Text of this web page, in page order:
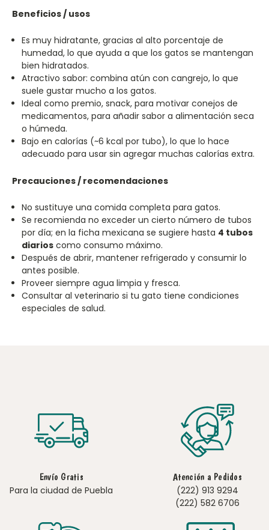
Beneficios / usos
Es muy hidratante, gracias al alto porcentaje de
humedad, lo que ayuda a que los gatos se mantengan
bien hidratados.
Atractivo sabor: combina atún con cangrejo, lo que
suele gustar mucho a los gatos.
Ideal como premio, snack, para motivar conejos de
medicamentos, para añadir sabor a alimentación seca
o húmeda.
Bajo en calorías (~6 kcal por tubo), lo que lo hace
adecuado para usar sin agregar muchas calorías extra.
Precauciones / recomendaciones
No sustituye una comida completa para gatos.
Se recomienda no exceder un cierto número de tubos
por día; en la ficha mexicana se sugiere hasta 4 tubos
diarios como consumo máximo.
Después de abrir, mantener refrigerado y consumir lo
antes posible.
Proveer siempre agua limpia y fresca.
Consultar al veterinario si tu gato tiene condiciones
especiales de salud.
Envío Gratis
Para la ciudad de Puebla
Atención a Pedidos
(222) 913 9294
(222) 582 6706